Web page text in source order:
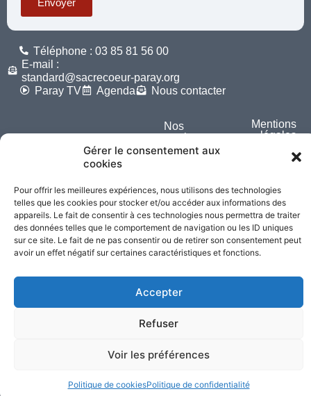
Gérer le consentement aux
cookies
Pour offrir les meilleures expériences, nous utilisons des technologies
telles que les cookies pour stocker et/ou accéder aux informations des
appareils. Le fait de consentir à ces technologies nous permettra de traiter
des données telles que le comportement de navigation ou les ID uniques
sur ce site. Le fait de ne pas consentir ou de retirer son consentement peut
avoir un effet négatif sur certaines caractéristiques et fonctions.
Accepter
Refuser
Voir les préférences
Politique de cookiesPolitique de confidentialité
Envoyer
Téléphone : 03 85 81 56 00
E-mail :
standard@sacrecoeur-paray.org
Paray TV
Agenda Nous contacter
Nos
partenaires
Mentions
légales